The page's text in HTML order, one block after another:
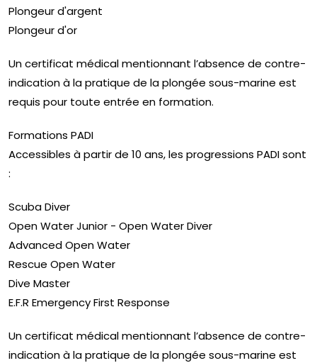
Plongeur d'argent
Plongeur d'or
Un certificat médical mentionnant l’absence de contre-
indication à la pratique de la plongée sous-marine est
requis pour toute entrée en formation.
Formations PADI​
Accessibles à partir de 10 ans, les progressions PADI sont
:
Scuba Diver
Open Water Junior - Open Water Diver
Advanced Open Water
Rescue Open Water
Dive Master
E.F.R Emergency First Response
Un certificat médical mentionnant l’absence de contre-
indication à la pratique de la plongée sous-marine est